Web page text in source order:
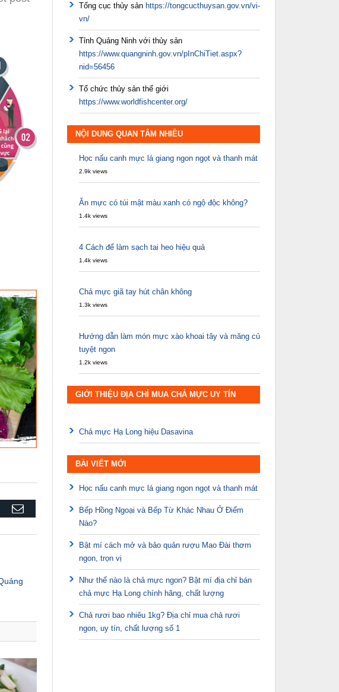
Email
Tổng cục thủy sản https://tongcucthuysan.gov.vn/vi-
vn/
Tỉnh Quảng Ninh với thủy sản
https://www.quangninh.gov.vn/pInChiTiet.aspx?
nid=56456
Tổ chức thủy sản thế giới
https://www.worldfishcenter.org/
NỘI DUNG QUAN TÂM NHIỀU
Học nấu canh mực lá giang ngon ngọt và thanh mát
2.9k views
Ăn mực có túi mật màu xanh có ngộ độc không?
1.4k views
4 Cách để làm sạch tai heo hiệu quả
1.4k views
Chả mực giã tay hút chân không
1.3k views
Hướng dẫn làm món mực xào khoai tây và măng củ
tuyệt ngon
1.2k views
GIỚI THIỆU ĐỊA CHỈ MUA CHẢ MỰC UY TÍN
Chả mực Hạ Long hiệu Dasavina
BÀI VIẾT MỚI
Học nấu canh mực lá giang ngon ngọt và thanh mát
Bếp Hồng Ngoại và Bếp Từ Khác Nhau Ở Điểm
Nào?
Bật mí cách mở và bảo quản rượu Mao Đài thơm
ngon, trọn vị
Như thế nào là chả mực ngon? Bật mí địa chỉ bán
chả mực Hạ Long chính hãng, chất lượng
Chả rươi bao nhiêu 1kg? Địa chỉ mua chả rươi
ngon, uy tín, chất lượng số 1